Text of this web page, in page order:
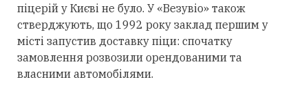
піцерій у Києві не було. У «Везувіо» також
стверджують, що 1992 року заклад першим у
місті запустив доставку піци: спочатку
замовлення розвозили орендованими та
власними автомобілями.